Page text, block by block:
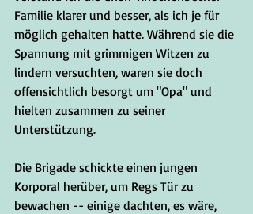
Familie klarer und besser, als ich je für
möglich gehalten hatte. Während sie die
Spannung mit grimmigen Witzen zu
lindern versuchten, waren sie doch
offensichtlich besorgt um "Opa" und
hielten zusammen zu seiner
Unterstützung.
Die Brigade schickte einen jungen
Korporal herüber, um Regs Tür zu
bewachen -- einige dachten, es wäre,